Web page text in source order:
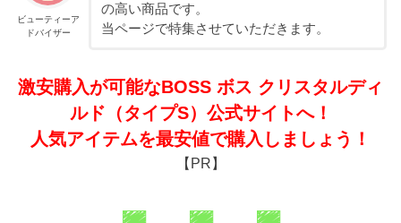
ビューティーア
ドバイザー
の高い商品です。
当ページで特集させていただきます。
激安購入が可能なBOSS ボス クリスタルディ
ルド（タイプS）公式サイトへ！
人気アイテムを最安値で購入しましょう！
【PR】